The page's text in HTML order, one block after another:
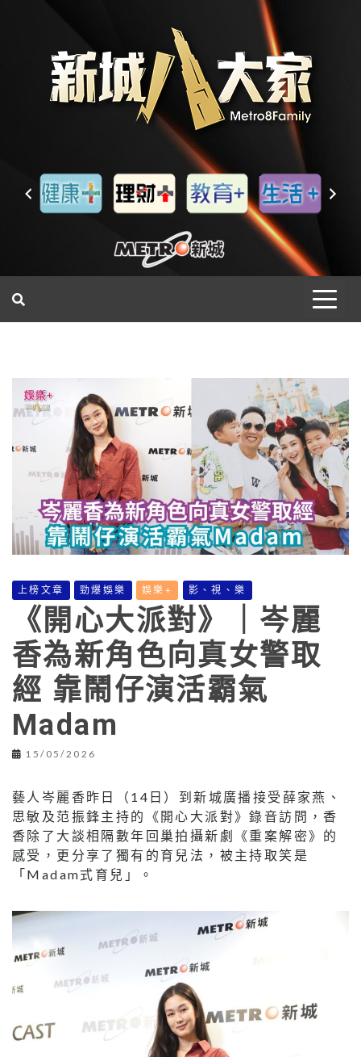
上榜文章 勁爆娛樂 娛樂+ 影、視、樂
《開心大派對》｜岑麗
香為新角色向真女警取
經 靠鬧仔演活霸氣
Madam
15/05/2026
藝人岑麗香昨日（14日）到新城廣播接受薛家燕、
思敏及范振鋒主持的《開心大派對》錄音訪問，香
香除了大談相隔數年回巢拍攝新劇《重案解密》的
感受，更分享了獨有的育兒法，被主持取笑是
「Madam式育兒」。